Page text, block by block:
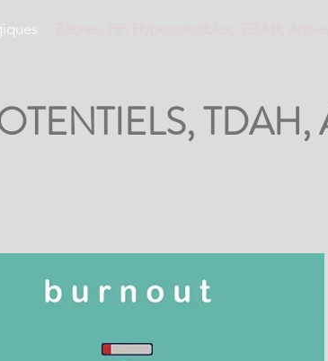
TDAH,